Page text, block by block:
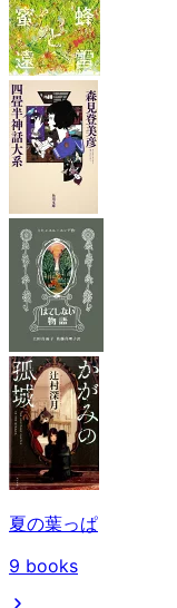
夏の葉っぱ
9 books